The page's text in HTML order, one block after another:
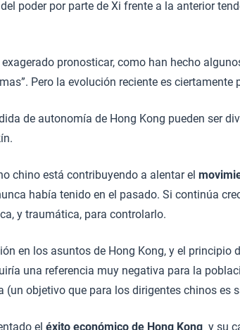
poder por parte de Xi frente a la anterior
pronosticar, como han hecho
Pero la evolución reciente es ciertamente
de autonomía de Hong Kong pueden ser
chino está contribuyendo a alentar el
había tenido en el pasado. Si continúa
y traumática, para controlarlo.
en los asuntos de Hong Kong, y el principio
una referencia muy negativa para la
(un objetivo que para los dirigentes chinos es
el éxito económico de Hong Kong y su